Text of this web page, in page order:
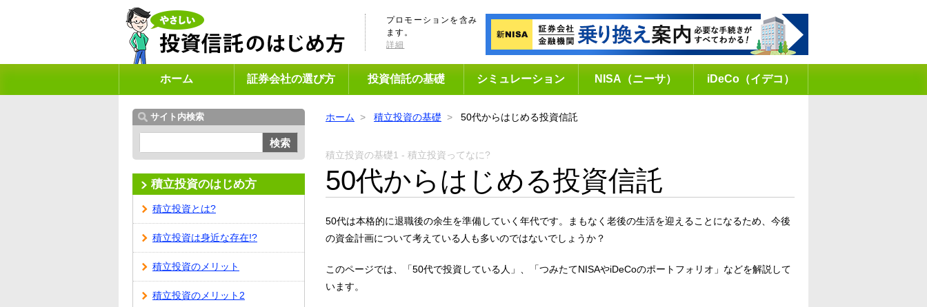
プロモーションを含み
ます。
詳細
ホーム 証券会社の選び方 投資信託の基礎 シミュレーション NISA（ニーサ） iDeCo（イデコ）
ホーム 積立投資の基礎 50代からはじめる投資信託
積立投資の基礎1 - 積立投資ってなに?
50代からはじめる投資信託
50代は本格的に退職後の余生を準備していく年代です。まもなく老後の生活を迎えることになるため、今後
の資金計画について考えている人も多いのではないでしょうか？
このページでは、「50代で投資している人」、「つみたてNISAやiDeCoのポートフォリオ」などを解説して
います。
サイト内検索
検索
積立投資のはじめ方
積立投資とは?
積立投資は身近な存在!?
積立投資のメリット
積立投資のメリット2